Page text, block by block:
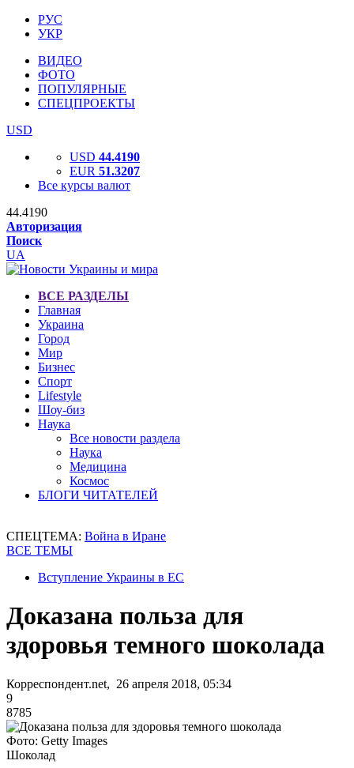
РУС
УКР
ВИДЕО
ФОТО
ПОПУЛЯРНЫЕ
СПЕЦПРОЕКТЫ
USD
USD 44.4190
EUR 51.3207
Все курсы валют
44.4190
Авторизация
Поиск
UA
ВСЕ РАЗДЕЛЫ
Главная
Украина
Город
Мир
Бизнес
Спорт
Lifestyle
Шоу-биз
Наука
Все новости раздела
Наука
Медицина
Космос
БЛОГИ ЧИТАТЕЛЕЙ
СПЕЦТЕМА: Война в Иране
ВСЕ ТЕМЫ
Вступление Украины в ЕС
Доказана польза для
здоровья темного шоколада
Корреспондент.net, 26 апреля 2018, 05:34
9
8785
Фото: Getty Images
Шоколад